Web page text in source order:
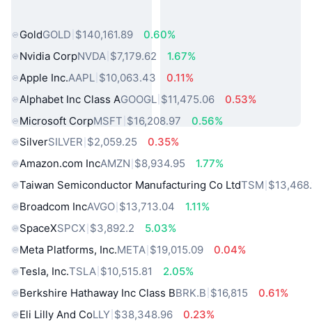
GoldGOLD $140,161.89
0.60%
Nvidia CorpNVDA $7,179.62
1.67%
Apple Inc.AAPL $10,063.43
0.11%
Alphabet Inc Class AGOOGL $11,475.06
0.53%
Microsoft CorpMSFT $16,208.97
0.56%
SilverSILVER $2,059.25
0.35%
Amazon.com IncAMZN $8,934.95
1.77%
Taiwan Semiconductor Manufacturing Co LtdTSM
Broadcom IncAVGO $13,713.04
1.11%
SpaceXSPCX $3,892.2
5.03%
Meta Platforms, Inc.META $19,015.09
0.04%
Tesla, Inc.TSLA $10,515.81
2.05%
Berkshire Hathaway Inc Class BBRK.B $16,815
0.61%
Eli Lilly And CoLLY $38,348.96
0.23%